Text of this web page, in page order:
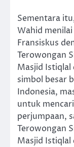
Sementara
Wahid
Fransiskus
Terowongan
Masjid Istiqlal
simbol besar
Indonesia,
untuk
perjumpaan,
Terowongan
Masjid Istiqlal